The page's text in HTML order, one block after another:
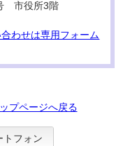
市役所3階
わせは専用フォーム
ップページへ戻る
トフォン